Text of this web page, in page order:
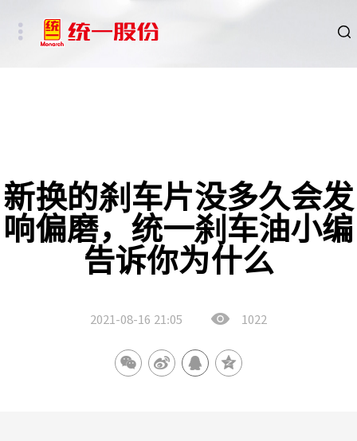
ESG
碳中和重点行业
新换的刹车片没多久会发
响偏磨，统一刹车油小编
告诉你为什么
2021-08-16 21:05 1022